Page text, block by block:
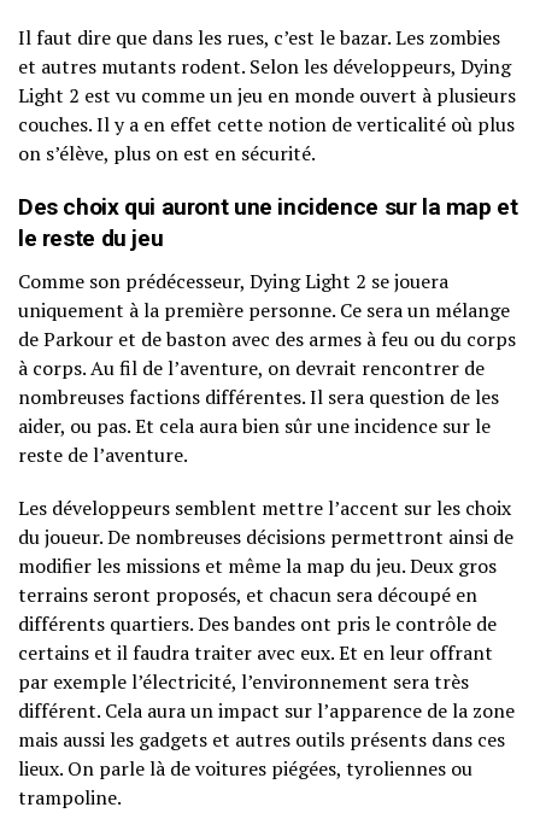
Il faut dire que dans les rues, c’est le bazar. Les zombies
et autres mutants rodent. Selon les développeurs, Dying
Light 2 est vu comme un jeu en monde ouvert à plusieurs
couches. Il y a en effet cette notion de verticalité où plus
on s’élève, plus on est en sécurité.
Des choix qui auront une incidence sur la map et
le reste du jeu
Comme son prédécesseur, Dying Light 2 se jouera
uniquement à la première personne. Ce sera un mélange
de Parkour et de baston avec des armes à feu ou du corps
à corps. Au fil de l’aventure, on devrait rencontrer de
nombreuses factions différentes. Il sera question de les
aider, ou pas. Et cela aura bien sûr une incidence sur le
reste de l’aventure.
Les développeurs semblent mettre l’accent sur les choix
du joueur. De nombreuses décisions permettront ainsi de
modifier les missions et même la map du jeu. Deux gros
terrains seront proposés, et chacun sera découpé en
différents quartiers. Des bandes ont pris le contrôle de
certains et il faudra traiter avec eux. Et en leur offrant
par exemple l’électricité, l’environnement sera très
différent. Cela aura un impact sur l’apparence de la zone
mais aussi les gadgets et autres outils présents dans ces
lieux. On parle là de voitures piégées, tyroliennes ou
trampoline.